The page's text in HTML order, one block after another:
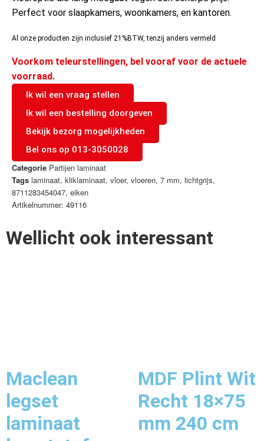
Perfect voor slaapkamers, woonkamers, en kantoren.
Al onze producten zijn inclusief 21%BTW, tenzij anders vermeld
Voorkom teleurstellingen, bel vooraf voor de actuele
voorraad.
Ik wil een vraag stellen
Ik wil een bestelling doorgeven
Bekijk bezorg mogelijkheden
Bel ons op 013-3050028
Categorie Partijen laminaat
Tags laminaat, kliklaminaat, vloer, vloeren, 7 mm, lichtgrijs,
8711283454047, eiken
Artikelnummer: 49116
Wellicht ook interessant
Maclean
legset
laminaat
MDF Plint Wit
Recht 18×75
mm 240 cm